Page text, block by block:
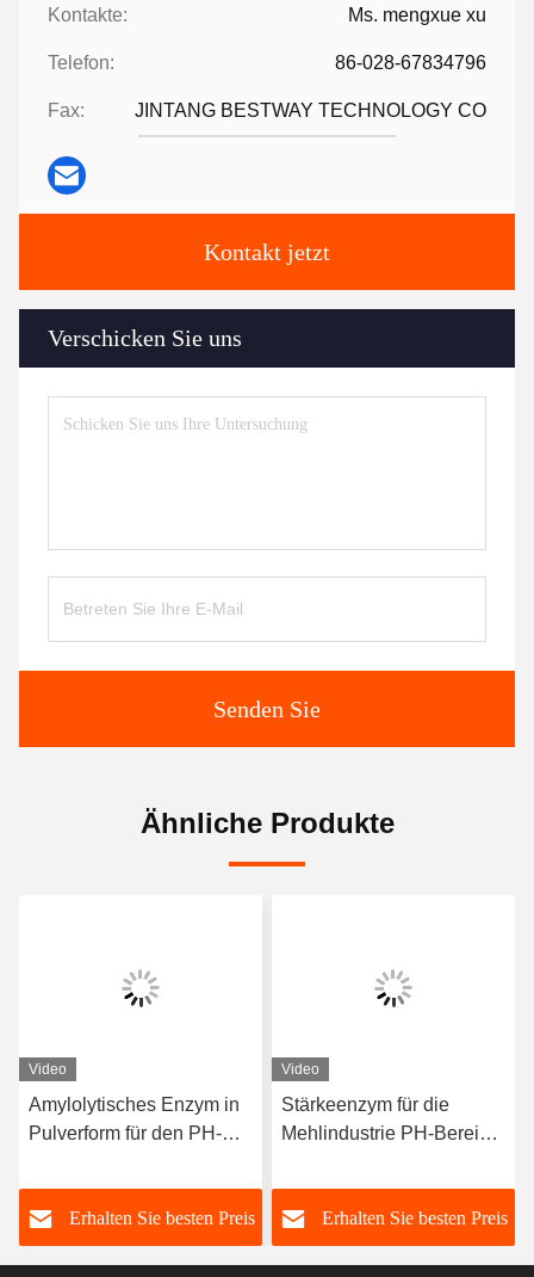
Kontakte: Ms. mengxue xu
Telefon: 86-028-67834796
Fax: JINTANG BESTWAY TECHNOLOGY CO
Kontakt jetzt
Verschicken Sie uns
Senden Sie
Ähnliche Produkte
Video
Amylolytisches Enzym in
Pulverform für den PH-
verschiedenen
Herstellungsprozessen
Erhalten Sie besten Preis
Video
Stärkeenzym für die
Mehlindustrie PH-Bereich
bestimmen optimale
Dosierung
Erhalten Sie besten Preis